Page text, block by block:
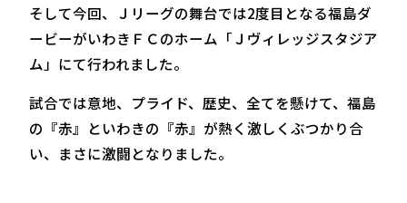
そして今回、Ｊリーグの舞台では2度目となる福島ダ
ービーがいわきＦＣのホーム「Ｊヴィレッジスタジア
ム」にて行われました。
試合では意地、プライド、歴史、全てを懸けて、福島
の『赤』といわきの『赤』が熱く激しくぶつかり合
い、まさに激闘となりました。